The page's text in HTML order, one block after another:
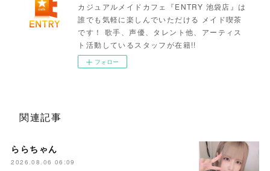
カジュアルメイドカフェ『ENTRY 池袋店』は
誰でも気軽に楽しんでいただける メイド喫茶
です！ 歌手、声優、タレント他、アーティス
ト活動しているスタッフが在籍!!
フォロー
関連記事
ららちゃん
2026.08.06 06:09